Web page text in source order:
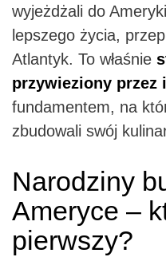
wyjeżdżali do
lepszego życia,
Atlantyk. To właśnie
przywieziony przez
fundamentem, na
zbudowali swój
Narodziny
Ameryce –
pierwszy?